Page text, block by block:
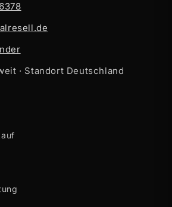
· Standort Deutschland